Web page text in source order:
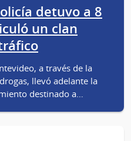
detuvo a 8
un clan
a través de la
llevó adelante la
destinado a…